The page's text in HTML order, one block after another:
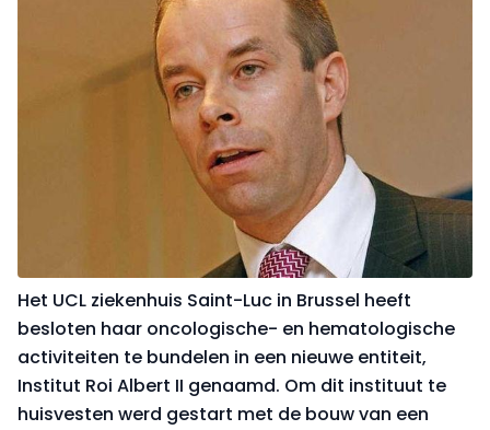
Het UCL ziekenhuis Saint-Luc in Brussel heeft
besloten haar oncologische- en hematologische
activiteiten te bundelen in een nieuwe entiteit,
Institut Roi Albert II genaamd. Om dit instituut te
huisvesten werd gestart met de bouw van een